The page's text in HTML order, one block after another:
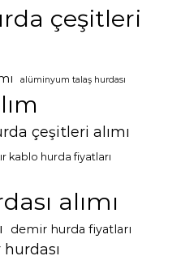
çeşitleri
alüminyum talaş hurdası
çeşitleri alımı
kablo hurda fiyatları
alımı
demir hurda fiyatları